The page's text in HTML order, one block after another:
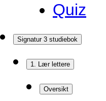
Quiz
Signatur 3 studiebok
1. Lær lettere
Oversikt